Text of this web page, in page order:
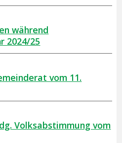
während
2024/25
vom 11.
Volksabstimmung vom